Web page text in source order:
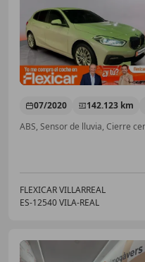
07/2020 142.123 km
ABS, Sensor de lluvia, Cierre
FLEXICAR VILLARREAL
ES-12540 VILA-REAL